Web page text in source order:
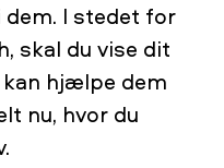
I stedet for
skal du vise dit
hjælpe dem
nu, hvor du